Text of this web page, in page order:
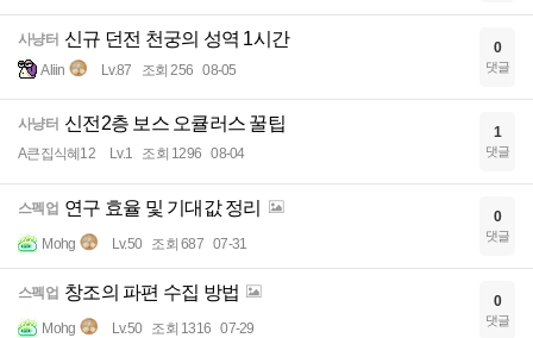
사냥터 신규 던전 천궁의 성역 1시간
Aliin Lv.87 조회 256 08-05
0
댓글
사냥터 신전2층 보스 오큘러스 꿀팁
A큰집식혜12 Lv.1 조회 1296 08-04
1
댓글
스펙업 연구 효율 및 기대값 정리
Mohg Lv.50 조회 687 07-31
0
댓글
스펙업 창조의 파편 수집 방법
Mohg Lv.50 조회 1316 07-29
0
댓글